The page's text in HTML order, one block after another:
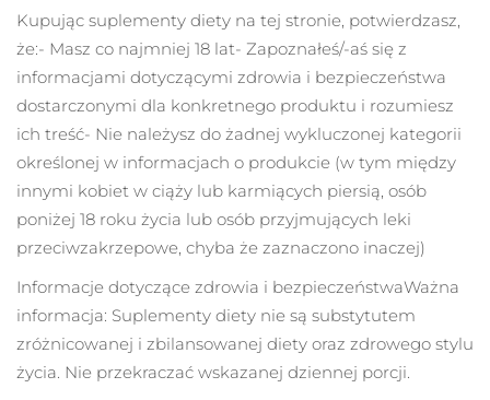
Kupując suplementy diety na tej stronie, potwierdzasz,
że:- Masz co najmniej 18 lat- Zapoznałeś/-aś się z
informacjami dotyczącymi zdrowia i bezpieczeństwa
dostarczonymi dla konkretnego produktu i rozumiesz
ich treść- Nie należysz do żadnej wykluczonej kategorii
określonej w informacjach o produkcie (w tym między
innymi kobiet w ciąży lub karmiących piersią, osób
poniżej 18 roku życia lub osób przyjmujących leki
przeciwzakrzepowe, chyba że zaznaczono inaczej)
Informacje dotyczące zdrowia i bezpieczeństwaWażna
informacja: Suplementy diety nie są substytutem
zróżnicowanej i zbilansowanej diety oraz zdrowego stylu
życia. Nie przekraczać wskazanej dziennej porcji.
Izrael
Oczekiwany czas dostawy
8/13/26
Włochy
Oczekiwany czas dostawy
8/9/26
Japonia
Oczekiwany czas dostawy
8/12/26
Jersey
8/14/26
Kazachstan
8/11/26
Kuwejt
Oczekiwany czas dostawy